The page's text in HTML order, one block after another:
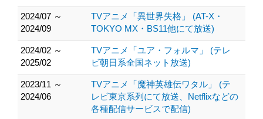
2024/07 ～
2024/09
TVアニメ「異世界失格」 (AT-X・
TOKYO MX・BS11他にて放送)
2024/02 ～
2025/02
TVアニメ「ユア・フォルマ」 (テレ
ビ朝日系全国ネット放送)
2023/11 ～
2024/06
TVアニメ「魔神英雄伝ワタル」 (テ
レビ東京系列にて放送、Netflixなどの
各種配信サービスで配信)